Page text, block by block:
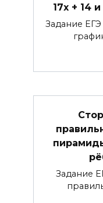
17x + 14
Задание
Задание